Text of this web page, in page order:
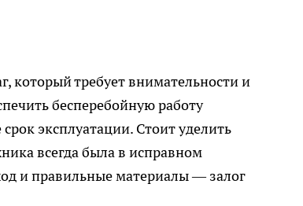
который требует внимательности и
бесперебойную работу
эксплуатации. Стоит уделить
всегда была в исправном
и правильные материалы — залог